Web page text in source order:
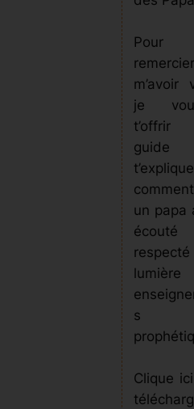
m’avoir
je
t’offrir
guide
t’explique
un papa
s
Clique